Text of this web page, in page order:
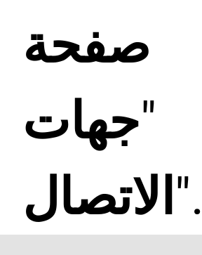
صفحة
"جهات
الاتصال".